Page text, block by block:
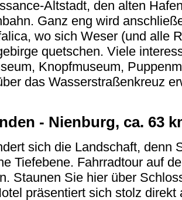
Altstadt, den alten
Ganz eng wird
wo sich Weser (und alle
quetschen. Viele
Knopfmuseum,
das Wasserstraßenkreuz
- Nienburg, ca. 63
sich die Landschaft, denn
Tiefebene. Fahrradtour auf
Staunen Sie hier über
präsentiert sich stolz